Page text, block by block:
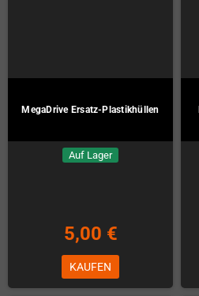
MegaDrive Ersatz-Plastikhüllen
Auf Lager
5,00 €
KAUFEN